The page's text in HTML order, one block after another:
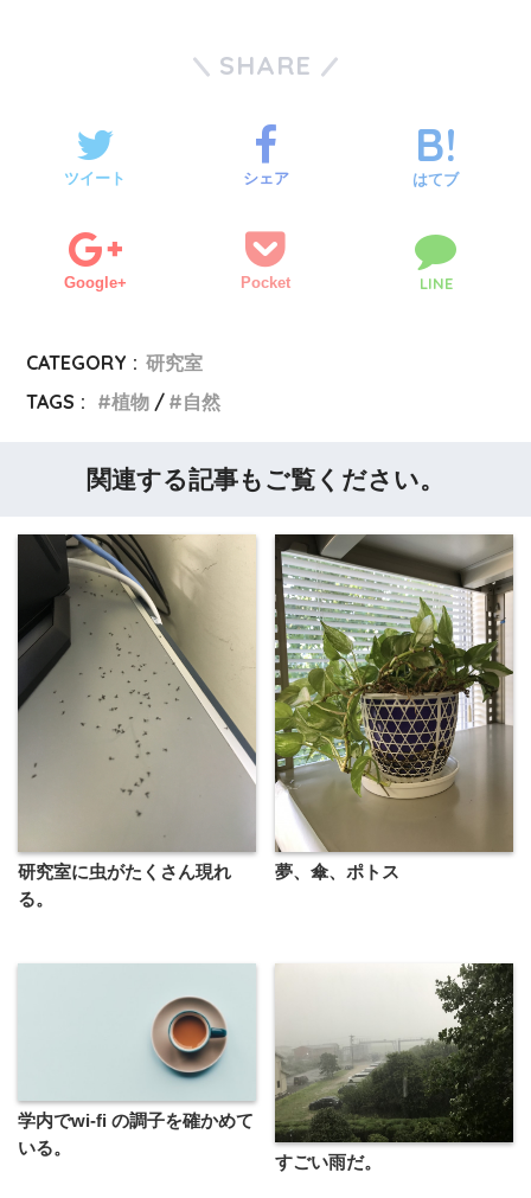
SHARE
ツイート シェア はてブ
Google+ Pocket LINE
CATEGORY : 研究室
TAGS :
植物 自然
関連する記事もご覧ください。
研究室に虫がたくさん現れ
る。
夢、傘、ポトス
学内でwi-fi の調子を確かめて
いる。
すごい雨だ。